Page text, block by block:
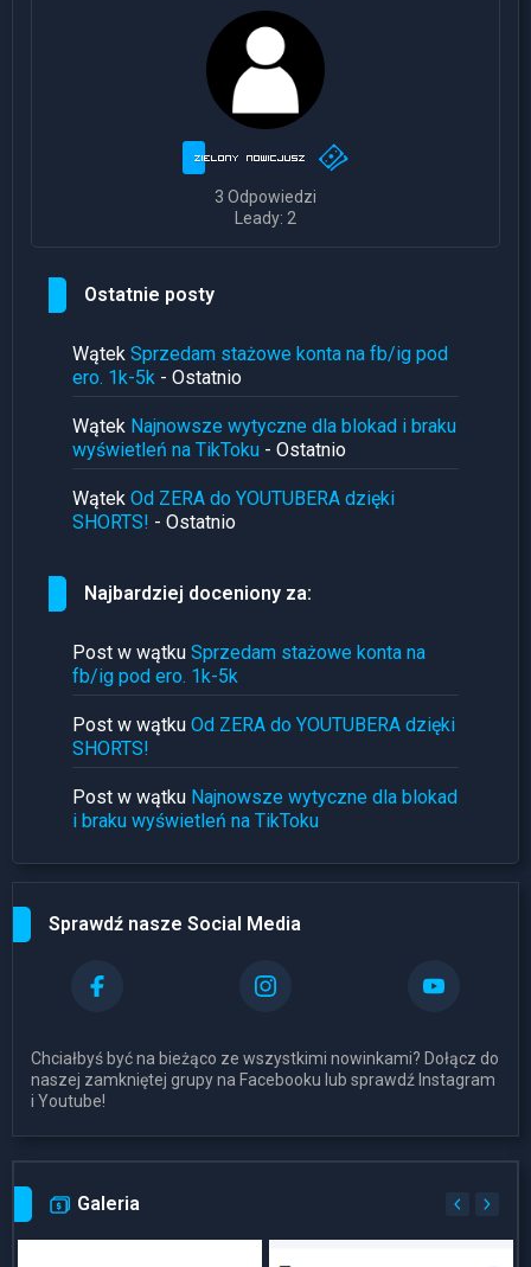
3 Odpowiedzi
Leady: 2
Ostatnie posty
Wątek Sprzedam stażowe konta na fb/ig pod
ero. 1k-5k - Ostatnio
Wątek Najnowsze wytyczne dla blokad i braku
wyświetleń na TikToku - Ostatnio
Wątek Od ZERA do YOUTUBERA dzięki
SHORTS! - Ostatnio
Najbardziej doceniony za:
Post w wątku Sprzedam stażowe konta na
fb/ig pod ero. 1k-5k
Post w wątku Od ZERA do YOUTUBERA dzięki
SHORTS!
Post w wątku Najnowsze wytyczne dla blokad
i braku wyświetleń na TikToku
Sprawdź nasze Social Media
Chciałbyś być na bieżąco ze wszystkimi nowinkami? Dołącz do
naszej zamkniętej grupy na Facebooku lub sprawdź Instagram
i Youtube!
Galeria